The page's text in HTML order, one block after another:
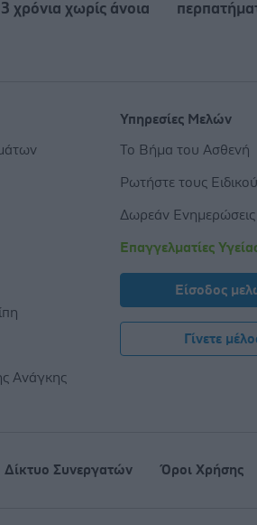
χρόνια χωρίς άνοια
Ανάγκης
Υπηρεσίες Μελών
Το Βήμα του Ασθενή
Ρωτήστε τους
Δωρεάν Ενημερώσεις
Επαγγελματίες
Είσοδος
Γίνετε
Δίκτυο Συνεργατών Όροι Χρήσης